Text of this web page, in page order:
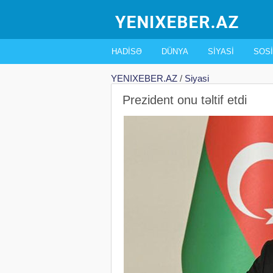
HADISƏ DÜNYA SIYASI
YENIXEBER.AZ / Siyasi
Prezident onu təltif etdi